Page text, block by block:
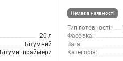
20 л
Бітумний
Бітумні праймери
Немає в наявності
Тип готовності:
Фасовка:
Вага:
Категорія: